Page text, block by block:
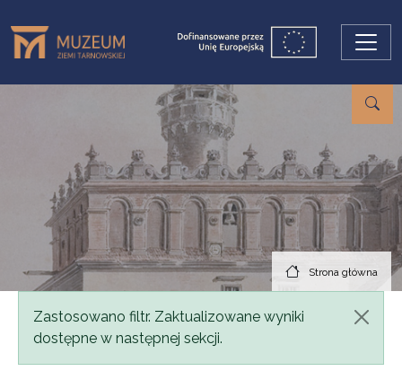
Strona główna
Komunikat
Zastosowano filtr. Zaktualizowane wyniki
dostępne w następnej sekcji.